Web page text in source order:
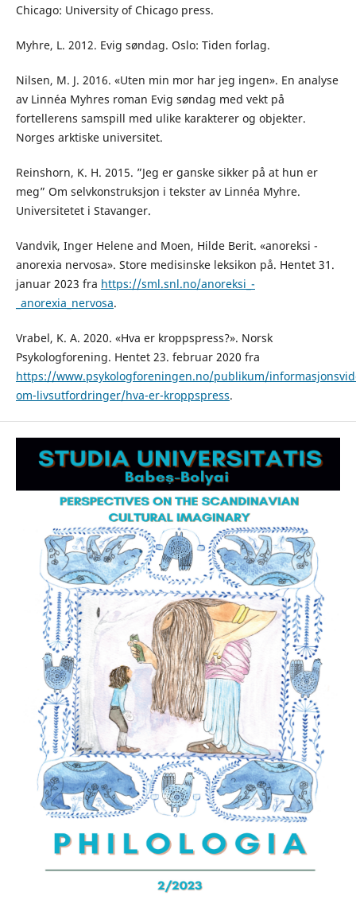
Chicago: University of Chicago press.
Myhre, L. 2012. Evig søndag. Oslo: Tiden forlag.
Nilsen, M. J. 2016. «Uten min mor har jeg ingen». En analyse
av Linnéa Myhres roman Evig søndag med vekt på
fortellerens samspill med ulike karakterer og objekter.
Norges arktiske universitet.
Reinshorn, K. H. 2015. ”Jeg er ganske sikker på at hun er
meg” Om selvkonstruksjon i tekster av Linnéa Myhre.
Universitetet i Stavanger.
Vandvik, Inger Helene and Moen, Hilde Berit. «anoreksi -
anorexia nervosa». Store medisinske leksikon på. Hentet 31.
januar 2023 fra https://sml.snl.no/anoreksi_-
_anorexia_nervosa.
Vrabel, K. A. 2020. «Hva er kroppspress?». Norsk
Psykologforening. Hentet 23. februar 2020 fra
https://www.psykologforeningen.no/publikum/
om-livsutfordringer/hva-er-kroppspress.